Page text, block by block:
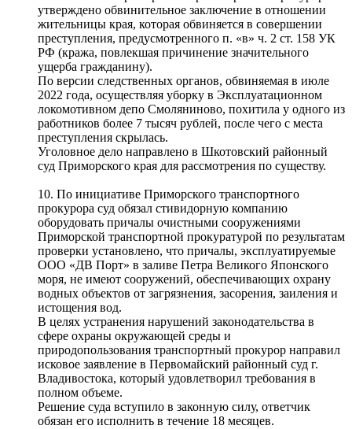
утверждено обвинительное заключение в отношении
жительницы края, которая обвиняется в совершении
преступления, предусмотренного п. «в» ч. 2 ст. 158 УК
РФ (кража, повлекшая причинение значительного
ущерба гражданину).
По версии следственных органов, обвиняемая в июле
2022 года, осуществляя уборку в Эксплуатационном
локомотивном депо Смоляниново, похитила у одного из
работников более 7 тысяч рублей, после чего с места
преступления скрылась.
Уголовное дело направлено в Шкотовский районный
суд Приморского края для рассмотрения по существу.
10. По инициативе Приморского транспортного
прокурора суд обязал стивидорную компанию
оборудовать причалы очистными сооружениями
Приморской транспортной прокуратурой по результатам
проверки установлено, что причалы, эксплуатируемые
ООО «ДВ Порт» в заливе Петра Великого Японского
моря, не имеют сооружений, обеспечивающих охрану
водных объектов от загрязнения, засорения, заиления и
истощения вод.
В целях устранения нарушений законодательства в
сфере охраны окружающей среды и
природопользования транспортный прокурор направил
исковое заявление в Первомайский районный суд г.
Владивостока, который удовлетворил требования в
полном объеме.
Решение суда вступило в законную силу, ответчик
обязан его исполнить в течение 18 месяцев.